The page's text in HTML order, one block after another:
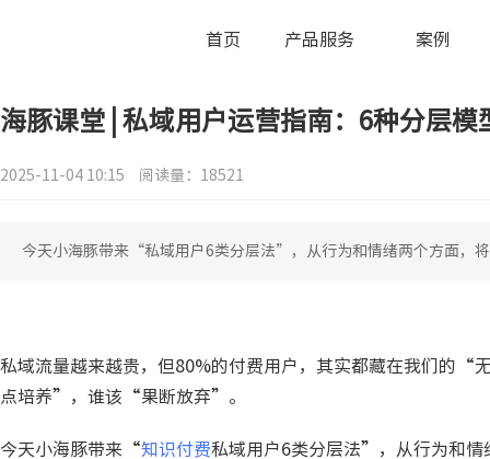
首页 产品服务 案例
海豚课堂 | 私域用户运营指南：6种分层
2025-11-04 10:15 阅读量：18521
今天小海豚带来“私域用户6类分层法”，从行为和情绪两个方面，
私域流量越来越贵，但80%的付费用户，其实都藏在我们的
点培养”，谁该“果断放弃”。
今天小海豚带来“知识付费私域用户6类分层法”，从行为和情